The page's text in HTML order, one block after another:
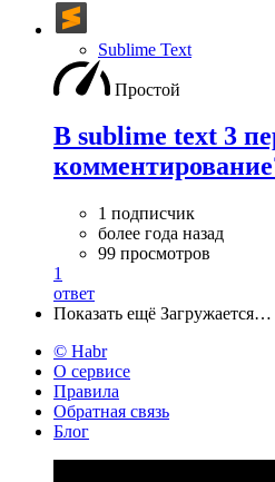
Sublime Text
Простой
В sublime text 3
1 подписчик
более года назад
99 просмотров
1
ответ
Показать ещё Загружается…
© Habr
О сервисе
Правила
Обратная связь
Блог